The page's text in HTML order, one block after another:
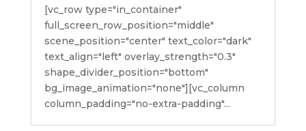
[vc_row type="in_container"
full_screen_row_position="middle"
scene_position="center" text_color="dark"
text_align="left" overlay_strength="0.3"
shape_divider_position="bottom"
bg_image_animation="none"][vc_column
column_padding="no-extra-padding"...